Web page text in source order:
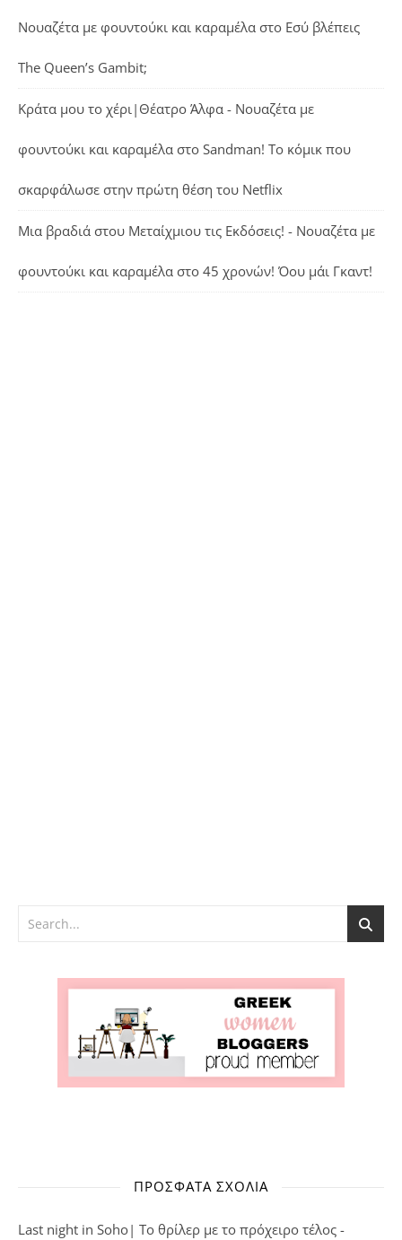
Νουαζέτα με φουντούκι και καραμέλα στο Εσύ βλέπεις
The Queen’s Gambit;
Κράτα μου το χέρι|Θέατρο Άλφα - Νουαζέτα με
φουντούκι και καραμέλα στο Sandman! Το κόμικ που
σκαρφάλωσε στην πρώτη θέση του Netflix
Μια βραδιά στου Μεταίχμιου τις Εκδόσεις! - Νουαζέτα με
φουντούκι και καραμέλα στο 45 χρονών! Όου μάι Γκαντ!
ΠΡΌΣΦΑΤΑ ΣΧΌΛΙΑ
Last night in Soho| Το θρίλερ με το πρόχειρο τέλος -